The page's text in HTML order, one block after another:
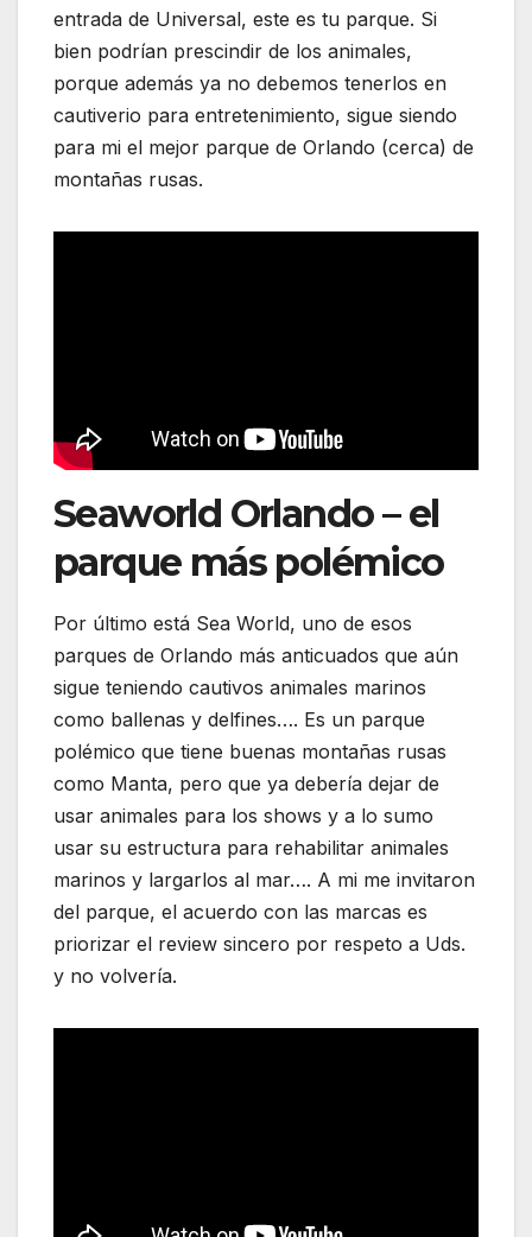
entrada de Universal, este es tu parque. Si
bien podrían prescindir de los animales,
porque además ya no debemos tenerlos en
cautiverio para entretenimiento, sigue siendo
para mi el mejor parque de Orlando (cerca) de
montañas rusas.
Seaworld Orlando – el
parque más polémico
Por último está Sea World, uno de esos
parques de Orlando más anticuados que aún
sigue teniendo cautivos animales marinos
como ballenas y delfines…. Es un parque
polémico que tiene buenas montañas rusas
como Manta, pero que ya debería dejar de
usar animales para los shows y a lo sumo
usar su estructura para rehabilitar animales
marinos y largarlos al mar…. A mi me invitaron
del parque, el acuerdo con las marcas es
priorizar el review sincero por respeto a Uds.
y no volvería.